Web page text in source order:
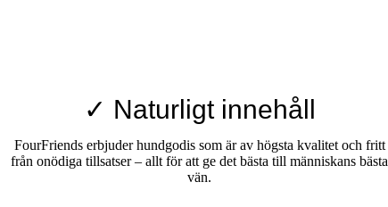
✓ Naturligt innehåll
FourFriends erbjuder hundgodis som är av högsta kvalitet och fritt
från onödiga tillsatser – allt för att ge det bästa till människans bästa
vän.